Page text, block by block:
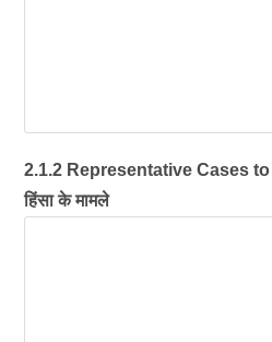
2.1.2 Representative Cases to
हिंसा के मामले